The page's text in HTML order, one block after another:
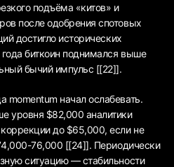
подъёма «китов» и
после одобрения спотовых
достигло исторических
биткоин поднимался выше
бычий импульс [[22]].
momentum начал ослабевать.
уровня $82,000 аналитики
до $65,000, если не
76,000 [[24]]. Периодически
ситуацию — стабильности